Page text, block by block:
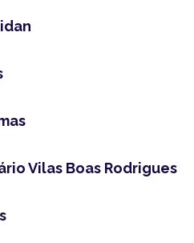
Vilas Boas Rodrigues